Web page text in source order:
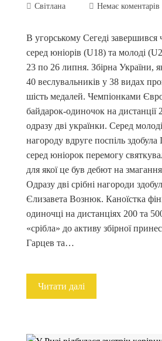
Світлана Немає коментарів
В угорському Сегеді завершився
серед юніорів (U18) та молоді
23 по 26 липня. Збірна України,
40 веслувальників у 38 видах
шість медалей. Чемпіонками
байдарок-одиночок на дистанції
одразу дві українки. Серед
нагороду вдруге поспіль
серед юніорок перемогу
для якої це був дебют на
Одразу дві срібні нагороди
Єлизавета Вознюк. Каноїстка
одиночці на дистанціях 200 та
«срібла» до активу збірної
Гарцев та…
Читати далі